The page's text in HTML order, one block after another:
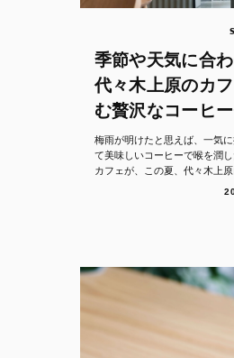
季節や天気に合
代々木上原のカ
む贅沢なコーヒ
梅雨が明けたと思えば、一気
て美味しいコーヒーで喉を潤
カフェが、この夏、代々木上